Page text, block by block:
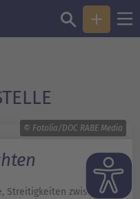
© Fotolia/DOC RABE Media
Streitigkeiten zwischen